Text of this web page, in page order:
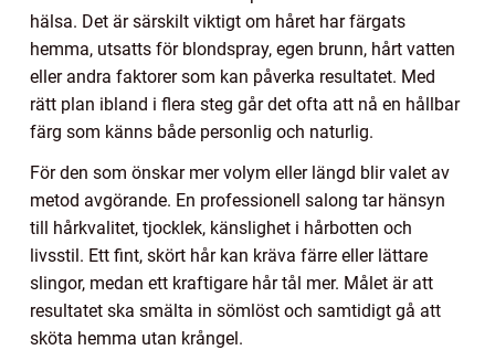
hälsa. Det är särskilt viktigt om håret har färgats
hemma, utsatts för blondspray, egen brunn, hårt vatten
eller andra faktorer som kan påverka resultatet. Med
rätt plan ibland i flera steg går det ofta att nå en hållbar
färg som känns både personlig och naturlig.
För den som önskar mer volym eller längd blir valet av
metod avgörande. En professionell salong tar hänsyn
till hårkvalitet, tjocklek, känslighet i hårbotten och
livsstil. Ett fint, skört hår kan kräva färre eller lättare
slingor, medan ett kraftigare hår tål mer. Målet är att
resultatet ska smälta in sömlöst och samtidigt gå att
sköta hemma utan krångel.